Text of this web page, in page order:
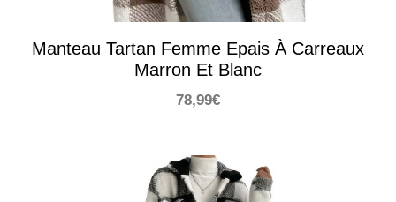
Manteau Tartan Femme Epais À Carreaux
Marron Et Blanc
78,99€